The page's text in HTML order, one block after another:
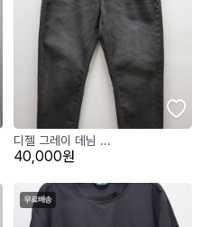
디젤 그레이 데님 ...
40,000원